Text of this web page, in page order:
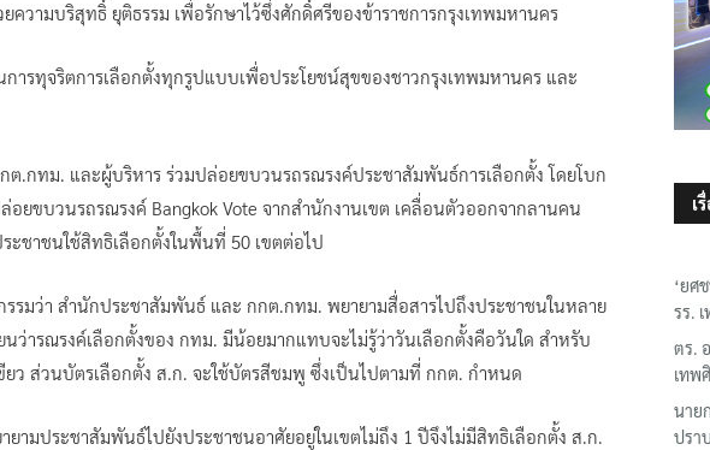
ความบริสุทธิ์ ยุติธรรม เพื่อรักษาไว้ซึ่งศักดิ์ศรีของข้าราชการกรุงเทพมหานคร
ารทุจริตการเลือกตั้งทุกรูปแบบเพื่อประโยชน์สุขของชาวกรุงเทพมหานคร และ
.กทม. และผู้บริหาร ร่วมปล่อยขบวนรถรณรงค์ประชาสัมพันธ์การเลือกตั้ง โดยโบก
ขบวนรถรณรงค์ Bangkok Vote จากสำนักงานเขต เคลื่อนตัวออกจากลานคน
ะชาชนใช้สิทธิเลือกตั้งในพื้นที่ 50 เขตต่อไป
รรมว่า สำนักประชาสัมพันธ์ และ กกต.กทม. พยายามสื่อสารไปถึงประชาชนในหลาย
ว่ารณรงค์เลือกตั้งของ กทม. มีน้อยมากแทบจะไม่รู้ว่าวันเลือกตั้งคือวันใด สำหรับ
ยว ส่วนบัตรเลือกตั้ง ส.ก. จะใช้บัตรสีชมพู ซึ่งเป็นไปตามที่ กกต. กำหนด
ามประชาสัมพันธ์ไปยังประชาชนอาศัยอยู่ในเขตไม่ถึง 1 ปีจึงไม่มีสิทธิเลือกตั้ง ส.ก.
เ
‘ยศ
รร.
ตร.
เทพ
นาย
ปรา